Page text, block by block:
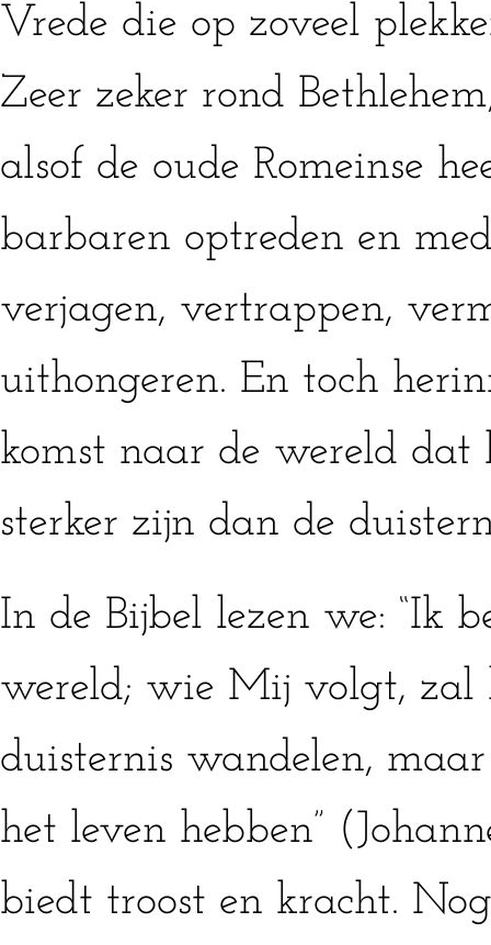
Vrede die op zoveel
Zeer zeker rond
alsof de oude Romeinse
barbaren optreden en
verjagen, vertrappen,
uithongeren. En toch
komst naar de wereld dat
sterker zijn dan de
In de Bijbel lezen we: “Ik
wereld; wie Mij volgt, zal
duisternis wandelen,
het leven hebben”
biedt troost en kracht.